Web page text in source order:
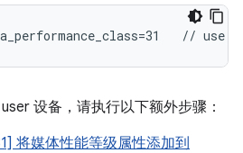
设备，请执行以下额外步骤：
将媒体性能等级属性添加到